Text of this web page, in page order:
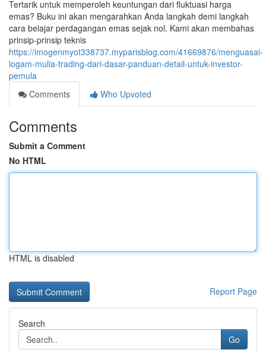
Tertarik untuk memperoleh keuntungan dari fluktuasi harga
emas? Buku ini akan mengarahkan Anda langkah demi langkah
cara belajar perdagangan emas sejak nol. Kami akan membahas
prinsip-prinsip teknis
https://imogenmyot338737.myparisblog.com/41669876/menguasai-
logam-mulia-trading-dari-dasar-panduan-detail-untuk-investor-
pemula
Comments
Who Upvoted
Comments
Submit a Comment
No HTML
HTML is disabled
Report Page
Search
Go